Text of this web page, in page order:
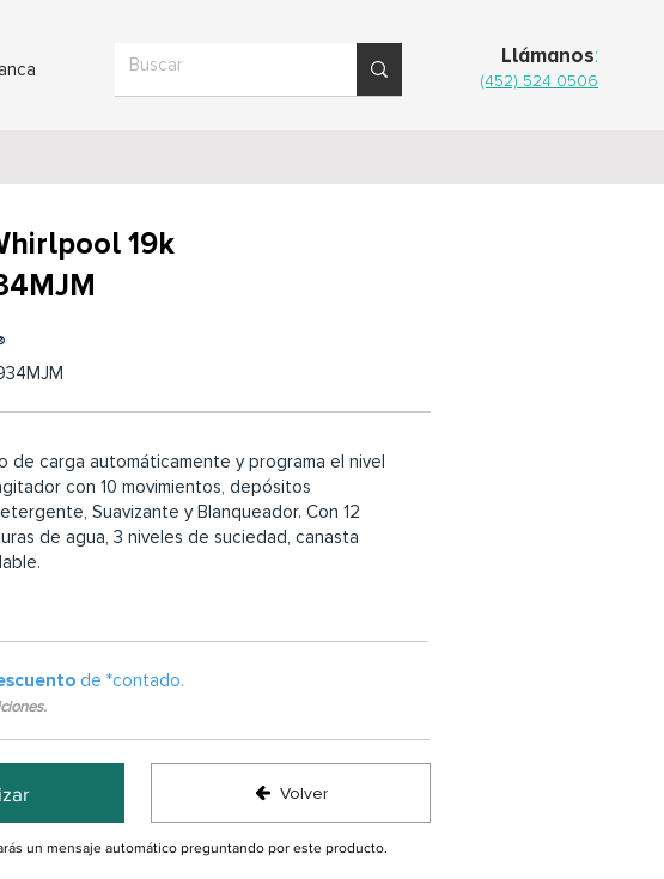
Llámanos:
(452) 524 0506
19k
de carga automáticamente y programa el nivel
con 10 movimientos, depósitos
Suavizante y Blanqueador. Con 12
de agua, 3 niveles de suciedad, canasta
de *contado.
Volver
un mensaje automático preguntando por este producto.